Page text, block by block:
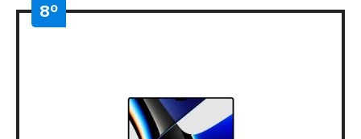
8º